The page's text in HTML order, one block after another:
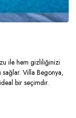
ile hem gizliliğinizi
sağlar. Villa Begonya,
bir seçimdir.